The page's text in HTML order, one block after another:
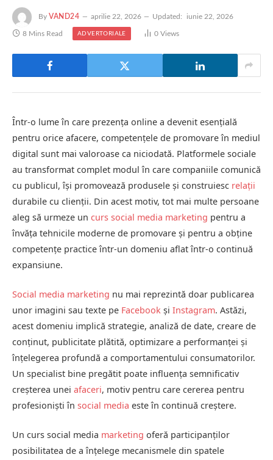
By VAND24 aprilie 22, 2026 Updated: iunie 22, 2026
8 Mins Read ADVERTORIALE 0 Views
Într-o lume în care prezența online a devenit esențială
pentru orice afacere, competențele de promovare în mediul
digital sunt mai valoroase ca niciodată. Platformele sociale
au transformat complet modul în care companiile comunică
cu publicul, își promovează produsele și construiesc relații
durabile cu clienții. Din acest motiv, tot mai multe persoane
aleg să urmeze un curs social media marketing pentru a
învăța tehnicile moderne de promovare și pentru a obține
competențe practice într-un domeniu aflat într-o continuă
expansiune.
Social media marketing nu mai reprezintă doar publicarea
unor imagini sau texte pe Facebook și Instagram. Astăzi,
acest domeniu implică strategie, analiză de date, creare de
conținut, publicitate plătită, optimizare a performanței și
înțelegerea profundă a comportamentului consumatorilor.
Un specialist bine pregătit poate influența semnificativ
creșterea unei afaceri, motiv pentru care cererea pentru
profesioniști în social media este în continuă creștere.
Un curs social media marketing oferă participanților
posibilitatea de a înțelege mecanismele din spatele